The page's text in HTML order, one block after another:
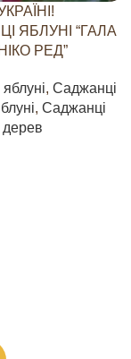
ЯБЛУНІ “ГАЛА
РЕД”
, Саджанці
, Саджанці